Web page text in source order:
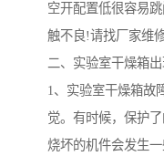
空开配置低很容易
触不良!请找厂家维
二、实验室干燥箱出
1、实验室干燥箱故
觉。有时候，保护
烧坏的机件会发生